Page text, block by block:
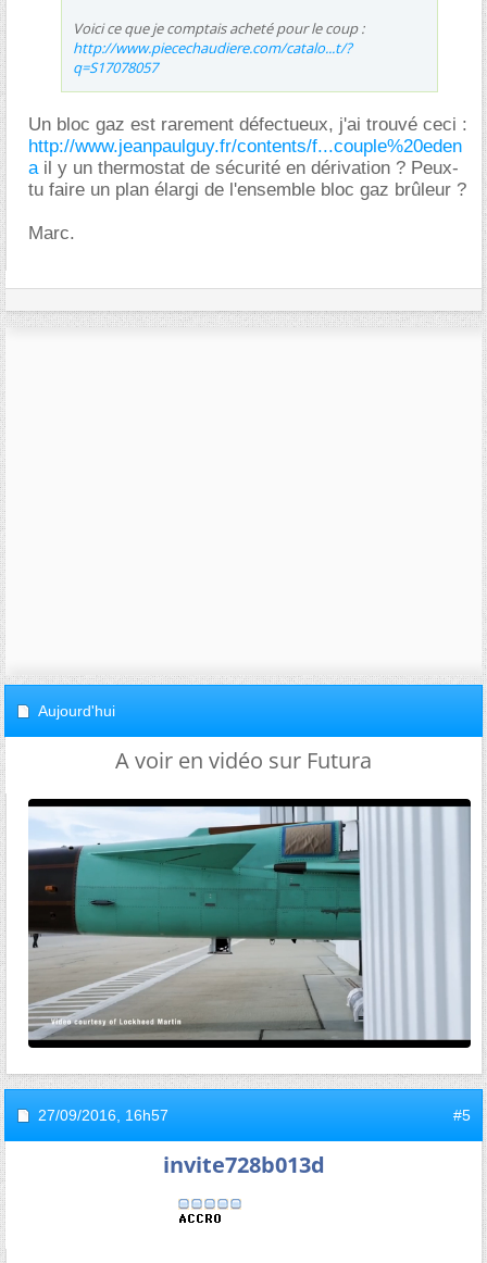
Voici ce que je comptais acheté pour le coup :
http://www.piecechaudiere.com/catalo...t/?
q=S17078057
Un bloc gaz est rarement défectueux, j'ai trouvé ceci :
http://www.jeanpaulguy.fr/contents/f...couple%20eden
ail y un thermostat de sécurité en dérivation ? Peux-
tu faire un plan élargi de l'ensemble bloc gaz brûleur ?
Marc.
Aujourd'hui
A voir en vidéo sur Futura
27/09/2016, 16h57 #5
invite728b013d